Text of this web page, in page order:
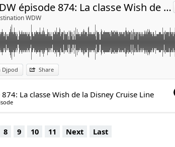
Destination WDW épisode 874: La classe Wish de la Disney Cruise Line
WDW
Djpod Share
La classe Wish de la Disney Cruise Line
8 9 10 11 Next Last